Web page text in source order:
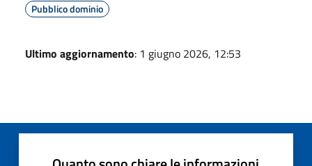
Pubblico dominio
Ultimo aggiornamento: 1 giugno 2026, 12:53